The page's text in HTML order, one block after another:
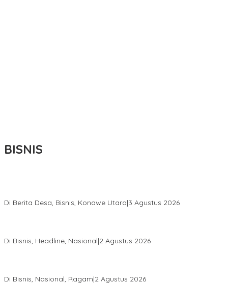
BISNIS
Di Berita Desa, Bisnis, Konawe Utara|3 Agustus 2026
Di Bisnis, Headline, Nasional|2 Agustus 2026
Di Bisnis, Nasional, Ragam|2 Agustus 2026